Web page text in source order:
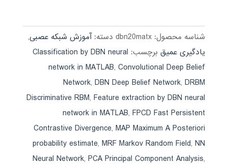
شناسه محصول: dbn20matx دسته:آموزش شبکه عصبی,
یادگیری عمیق برچسب: Classification by DBN neural
network in MATLAB,Convolutional Deep Belief
Network,DBN Deep Belief Network,DRBM
Discriminative RBM,Feature extraction by DBN neural
network in MATLAB,FPCD Fast Persistent
Contrastive Divergence,MAP Maximum A Posteriori
probability estimate,MRF Markov Random Field,NN
Neural Network,PCA Principal Component Analysis,